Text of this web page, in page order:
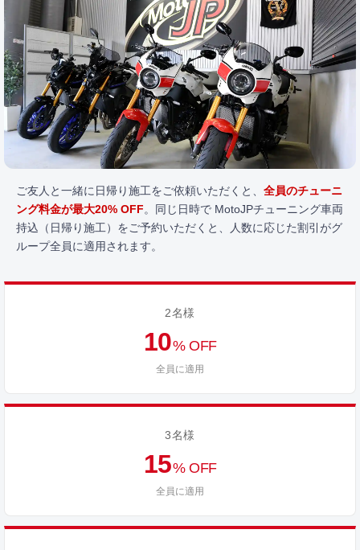
ご友人と一緒に日帰り施工をご依頼いただくと、 全員のチューニ
ング料金が最大20% OFF。同じ日時で MotoJPチューニング車両
持込（日帰り施工）をご予約いただくと、人数に応じた割引がグ
ループ全員に適用されます。
2名様
10% OFF
全員に適用
3名様
15% OFF
全員に適用